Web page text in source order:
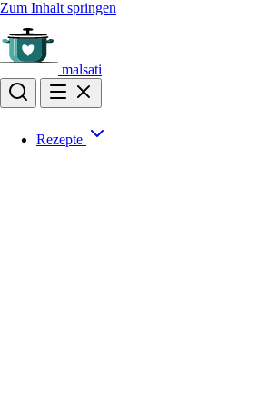
Zum Inhalt springen
malsati
Rezepte